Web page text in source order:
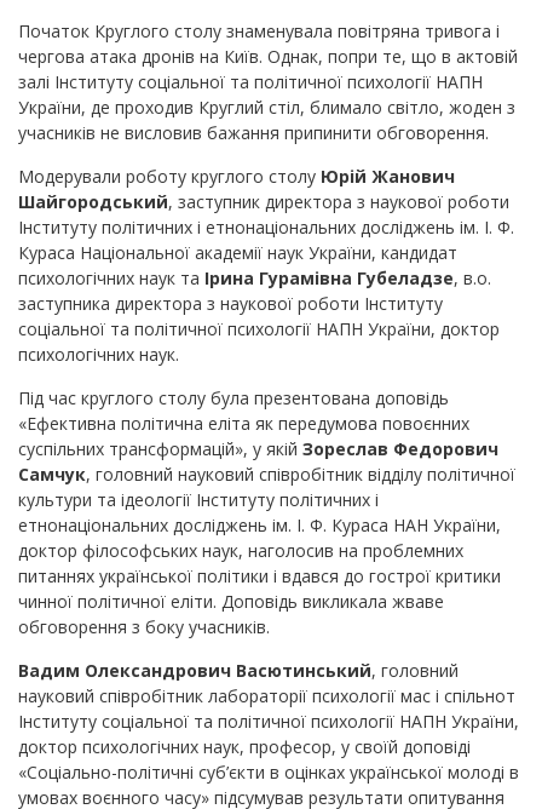
Початок Круглого столу знаменувала повітряна тривога і
чергова атака дронів на Київ. Однак, попри те, що в актовій
залі Інституту соціальної та політичної психології НАПН
України, де проходив Круглий стіл, блимало світло, жоден з
учасників не висловив бажання припинити обговорення.
Модерували роботу круглого столу Юрій Жанович
Шайгородський, заступник директора з наукової роботи
Інституту політичних і етнонаціональних досліджень ім. І. Ф.
Кураса Національної академії наук України, кандидат
психологічних наук та Ірина Гурамівна Губеладзе, в.о.
заступника директора з наукової роботи Інституту
соціальної та політичної психології НАПН України, доктор
психологічних наук.
Під час круглого столу була презентована доповідь
«Ефективна політична еліта як передумова повоєнних
суспільних трансформацій», у якій Зореслав Федорович
Самчук, головний науковий співробітник відділу політичної
культури та ідеології Інституту політичних і
етнонаціональних досліджень ім. І. Ф. Кураса НАН України,
доктор філософських наук, наголосив на проблемних
питаннях української політики і вдався до гострої критики
чинної політичної еліти. Доповідь викликала жваве
обговорення з боку учасників.
Вадим Олександрович Васютинський, головний
науковий співробітник лабораторії психології мас і спільнот
Інституту соціальної та політичної психології НАПН України,
доктор психологічних наук, професор, у своїй доповіді
«Соціально-політичні суб’єкти в оцінках української молоді в
умовах воєнного часу» підсумував результати опитування